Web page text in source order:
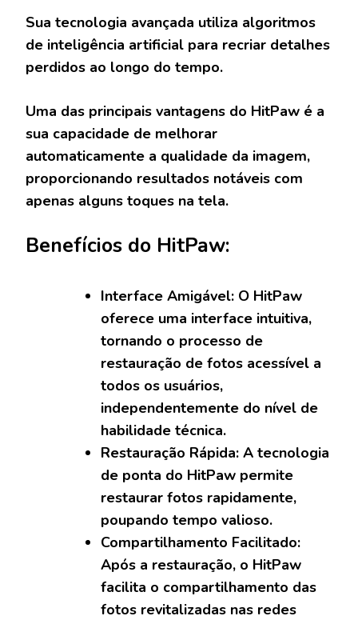
Sua tecnologia avançada utiliza algoritmos
de inteligência artificial para recriar detalhes
perdidos ao longo do tempo.
Uma das principais vantagens do HitPaw é a
sua capacidade de melhorar
automaticamente a qualidade da imagem,
proporcionando resultados notáveis com
apenas alguns toques na tela.
Benefícios do HitPaw:
Interface Amigável: O HitPaw
oferece uma interface intuitiva,
tornando o processo de
restauração de fotos acessível a
todos os usuários,
independentemente do nível de
habilidade técnica.
Restauração Rápida: A tecnologia
de ponta do HitPaw permite
restaurar fotos rapidamente,
poupando tempo valioso.
Compartilhamento Facilitado:
Após a restauração, o HitPaw
facilita o compartilhamento das
fotos revitalizadas nas redes